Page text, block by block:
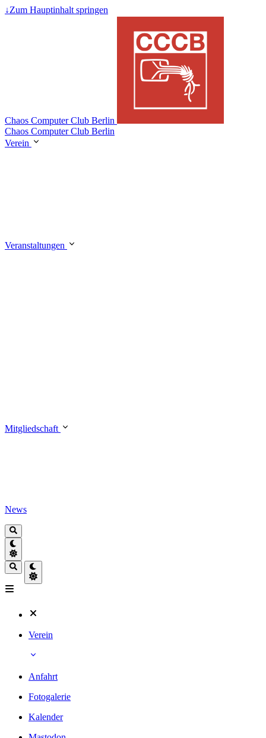
↓Zum Hauptinhalt springen
Chaos Computer Club Berlin
Chaos Computer Club Berlin
Verein
Veranstaltungen
Mitgliedschaft
News
Verein
Anfahrt
Fotogalerie
Kalender